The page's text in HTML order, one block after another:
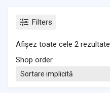
Filters
Afișez toate cele 2 rezultate
Shop order